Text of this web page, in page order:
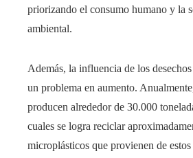
priorizando el consumo humano y la
ambiental.
Además, la influencia de los
un problema en aumento.
producen alrededor de 30.000
cuales se logra reciclar
microplásticos que provienen de estos